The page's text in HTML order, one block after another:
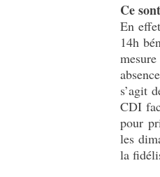
Ce
En
14h
s’agit
CDI
pour
les
la